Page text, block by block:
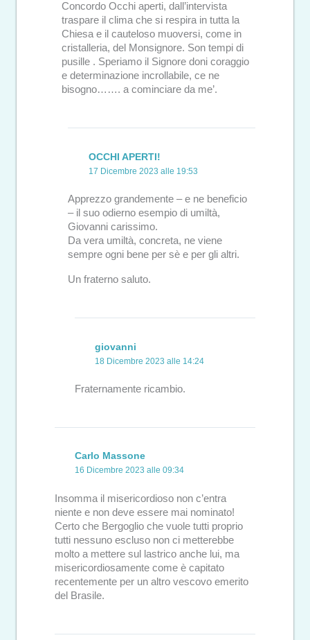
Concordo Occhi aperti, dall’intervista
traspare il clima che si respira in tutta la
Chiesa e il cauteloso muoversi, come in
cristalleria, del Monsignore. Son tempi di
pusille . Speriamo il Signore doni coraggio
e determinazione incrollabile, ce ne
bisogno……. a cominciare da me’.
OCCHI APERTI!
17 Dicembre 2023 alle 19:53
Apprezzo grandemente – e ne beneficio
– il suo odierno esempio di umiltà,
Giovanni carissimo.
Da vera umiltà, concreta, ne viene
sempre ogni bene per sè e per gli altri.
Un fraterno saluto.
giovanni
18 Dicembre 2023 alle 14:24
Fraternamente ricambio.
Carlo Massone
16 Dicembre 2023 alle 09:34
Insomma il misericordioso non c’entra
niente e non deve essere mai nominato!
Certo che Bergoglio che vuole tutti proprio
tutti nessuno escluso non ci metterebbe
molto a mettere sul lastrico anche lui, ma
misericordiosamente come è capitato
recentemente per un altro vescovo emerito
del Brasile.